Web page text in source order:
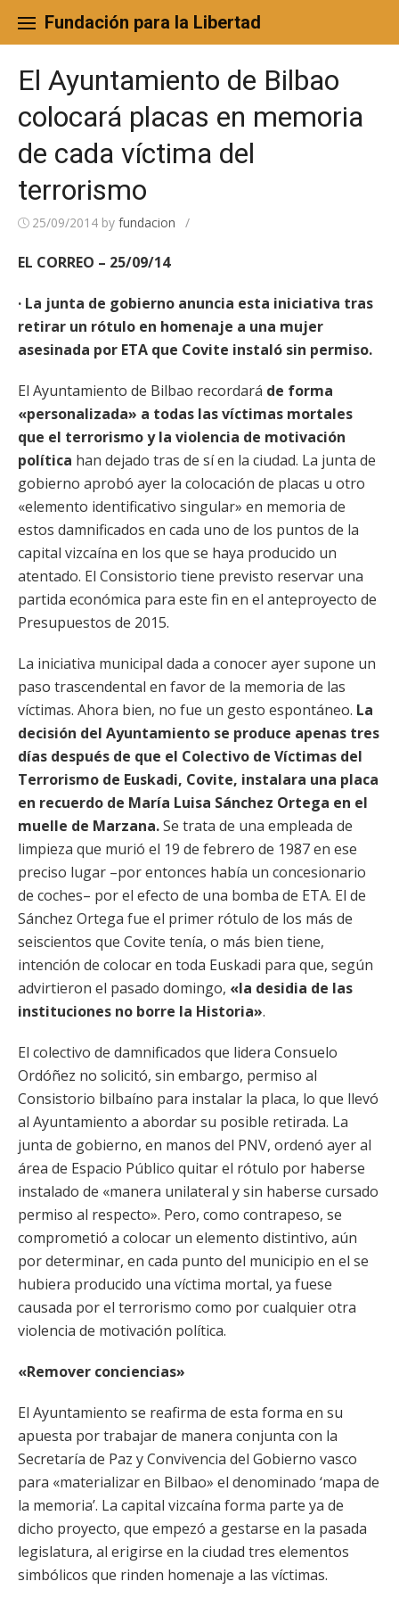
content
Fundación para la Libertad
El Ayuntamiento de Bilbao
colocará placas en memoria
de cada víctima del
terrorismo
25/09/2014 by fundacion /
EL CORREO – 25/09/14
· La junta de gobierno anuncia esta iniciativa tras
retirar un rótulo en homenaje a una mujer
asesinada por ETA que Covite instaló sin permiso.
El Ayuntamiento de Bilbao recordará de forma
«personalizada» a todas las víctimas mortales
que el terrorismo y la violencia de motivación
política han dejado tras de sí en la ciudad. La junta de
gobierno aprobó ayer la colocación de placas u otro
«elemento identificativo singular» en memoria de
estos damnificados en cada uno de los puntos de la
capital vizcaína en los que se haya producido un
atentado. El Consistorio tiene previsto reservar una
partida económica para este fin en el anteproyecto de
Presupuestos de 2015.
La iniciativa municipal dada a conocer ayer supone un
paso trascendental en favor de la memoria de las
víctimas. Ahora bien, no fue un gesto espontáneo. La
decisión del Ayuntamiento se produce apenas tres
días después de que el Colectivo de Víctimas del
Terrorismo de Euskadi, Covite, instalara una placa
en recuerdo de María Luisa Sánchez Ortega en el
muelle de Marzana.Se trata de una empleada de
limpieza que murió el 19 de febrero de 1987 en ese
preciso lugar –por entonces había un concesionario
de coches– por el efecto de una bomba de ETA. El de
Sánchez Ortega fue el primer rótulo de los más de
seiscientos que Covite tenía, o más bien tiene,
intención de colocar en toda Euskadi para que, según
advirtieron el pasado domingo, «la desidia de las
instituciones no borre la Historia».
El colectivo de damnificados que lidera Consuelo
Ordóñez no solicitó, sin embargo, permiso al
Consistorio bilbaíno para instalar la placa, lo que llevó
al Ayuntamiento a abordar su posible retirada. La
junta de gobierno, en manos del PNV, ordenó ayer al
área de Espacio Público quitar el rótulo por haberse
instalado de «manera unilateral y sin haberse cursado
permiso al respecto». Pero, como contrapeso, se
comprometió a colocar un elemento distintivo, aún
por determinar, en cada punto del municipio en el se
hubiera producido una víctima mortal, ya fuese
causada por el terrorismo como por cualquier otra
violencia de motivación política.
«Remover conciencias»
El Ayuntamiento se reafirma de esta forma en su
apuesta por trabajar de manera conjunta con la
Secretaría de Paz y Convivencia del Gobierno vasco
para «materializar en Bilbao» el denominado ‘mapa de
la memoria’. La capital vizcaína forma parte ya de
dicho proyecto, que empezó a gestarse en la pasada
legislatura, al erigirse en la ciudad tres elementos
simbólicos que rinden homenaje a las víctimas.